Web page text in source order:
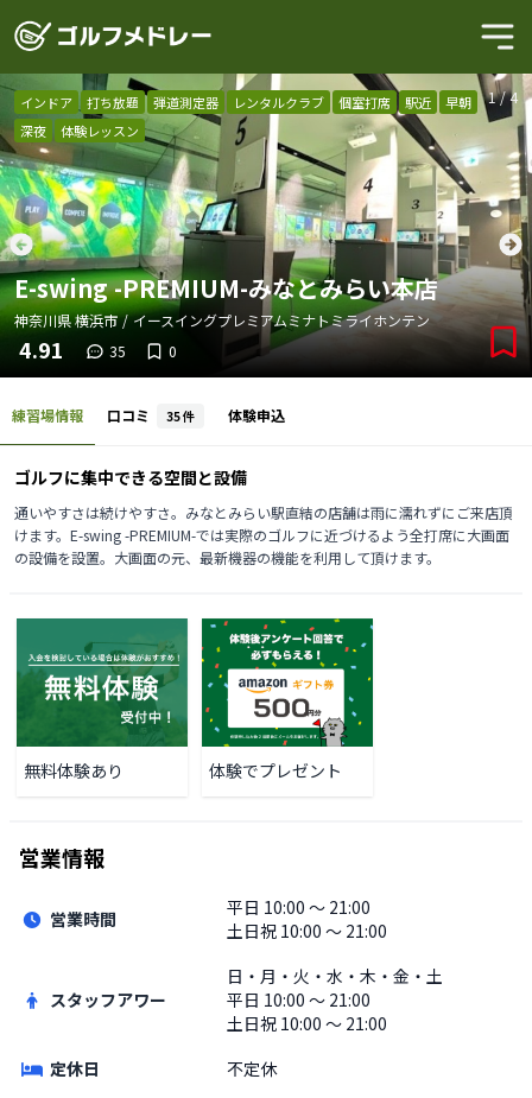
1/4
インドア 打ち放題 弾道測定器 レンタルクラブ 個室打席 駅近
早朝
深夜
体験レッスン
E-swing -PREMIUM-みなとみらい本店
神奈川県横浜市 / イースイングプレミアムミナトミライホンテン
4.91 35 0
練習場情報 口コミ 35件 体験申込
ゴルフに集中できる空間と設備
通いやすさは続けやすさ。みなとみらい駅直結の店舗は雨に濡れずにご来店頂
けます。E-swing -PREMIUM-では実際のゴルフに近づけるよう全打席に大画面
の設備を設置。大画面の元、最新機器の機能を利用して頂けます。
無料体験あり 体験でプレゼント
営業情報
営業時間 平日 10:00 〜 21:00
土日祝 10:00 〜 21:00
スタッフアワー
日・月・火・水・木・金・土
平日 10:00 〜 21:00
土日祝 10:00 〜 21:00
定休日
不定休